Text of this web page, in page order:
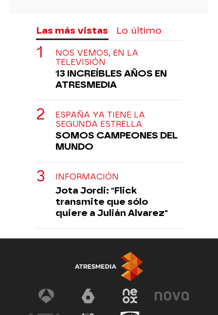
Las más vistas Lo último
NOS VEMOS, EN LA
TELEVISIÓN
13 INCREÍBLES AÑOS EN
ATRESMEDIA
ESPAÑA YA TIENE LA
SEGUNDA ESTRELLA
SOMOS CAMPEONES DEL
MUNDO
INFORMACIÓN
Jota Jordi: "Flick
transmite que sólo
quiere a Julián Alvarez"